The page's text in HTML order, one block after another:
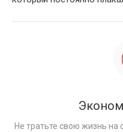
Не тратьте свою жизнь